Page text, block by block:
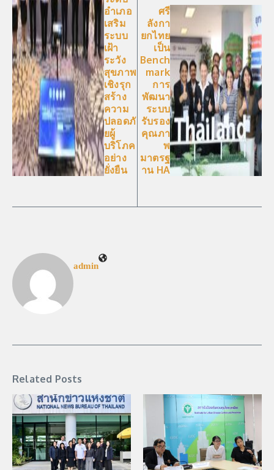
อำเภอ
เสริม
ระบบ
เฝ้า
ระวัง
สุขภาพ
เชิงรุก
สร้าง
ความ
ปลอดภั
ยผู้
บริโภค
อย่าง
ยั่งยืน
ศรี
ลังกา
ยกไทย
เป็น
Bench
mark
การ
พัฒนา
ระบบ
รับรอง
คุณภา
พ
มาตรฐ
าน HA
admin
Related Posts